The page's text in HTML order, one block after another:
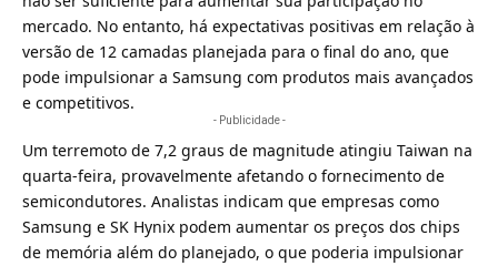
mercado. No entanto, há expectativas positivas em relação à
versão de 12 camadas planejada para o final do ano, que
pode impulsionar a Samsung com produtos mais avançados
e competitivos.
- Publicidade -
Um terremoto de 7,2 graus de magnitude atingiu Taiwan na
quarta-feira, provavelmente afetando o fornecimento de
semicondutores. Analistas indicam que empresas como
Samsung e SK Hynix podem aumentar os preços dos chips
de memória além do planejado, o que poderia impulsionar